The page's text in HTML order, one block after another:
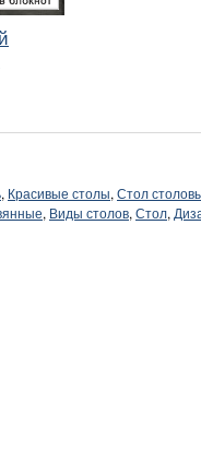
, Красивые столы, Стол
, Виды столов, Стол,